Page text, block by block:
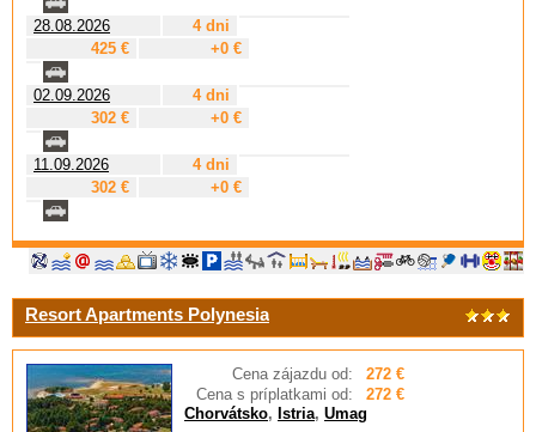
28.08.2026
4 dni
425 €
+0 €
02.09.2026
4 dni
302 €
+0 €
11.09.2026
4 dni
302 €
+0 €
Resort Apartments Polynesia
Cena zájazdu od:
272 €
Cena s príplatkami od:
272 €
Chorvátsko, Istria, Umag